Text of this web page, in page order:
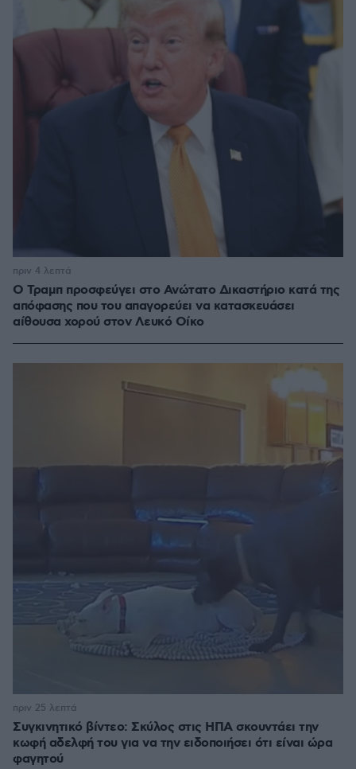
Ο Τραμπ προσφεύγει στο Ανώτατο Δικαστήριο κατά της
απόφασης που του απαγορεύει να κατασκευάσει
αίθουσα χορού στον Λευκό Οίκο
πριν 4 λεπτά
Συγκινητικό βίντεο: Σκύλος στις ΗΠΑ σκουντάει την
κωφή αδελφή του για να την ειδοποιήσει ότι είναι ώρα
φαγητού
πριν 25 λεπτά